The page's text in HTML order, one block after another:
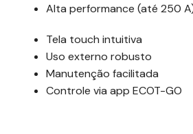
Alta performance (até 250
Tela touch intuitiva
Uso externo robusto
Manutenção facilitada
Controle via app ECOT-GO